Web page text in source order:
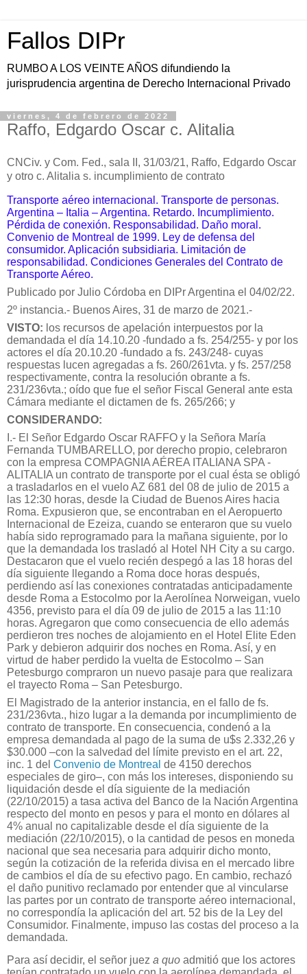
Fallos DIPr
RUMBO A LOS VEINTE AÑOS difundiendo la
jurisprudencia argentina de Derecho Internacional Privado
viernes, 4 de febrero de 2022
Raffo, Edgardo Oscar c. Alitalia
CNCiv. y Com. Fed., sala I I, 31/03/21, Raffo, Edgardo Oscar
y otro c. Alitalia s. incumplimiento de contrato
Transporte aéreo internacional. Transporte de personas.
Argentina – Italia – Argentina. Retardo. Incumplimiento.
Pérdida de conexión. Responsabilidad. Daño moral.
Convenio de Montreal de 1999. Ley de defensa del
consumidor. Aplicación subsidiaria. Limitación de
responsabilidad. Condiciones Generales del Contrato de
Transporte Aéreo.
Publicado por Julio Córdoba en DIPr Argentina el 04/02/22.
2º instancia.- Buenos Aires, 31 de marzo de 2021.-
VISTO: los recursos de apelación interpuestos por la
demandada el día 14.10.20 -fundado a fs. 254/255- y por los
actores el día 20.10.20 -fundado a fs. 243/248- cuyas
respuestas lucen agregadas a fs. 260/261vta. y fs. 257/258
respectivamente, contra la resolución obrante a fs.
231/236vta.; oído que fue el señor Fiscal General ante esta
Cámara mediante el dictamen de fs. 265/266; y
CONSIDERANDO:
I.- El Señor Edgardo Oscar RAFFO y la Señora María
Fernanda TUMBARELLO, por derecho propio, celebraron
con la empresa COMPAGNIA AÉREA ITALIANA SPA -
ALITALIA un contrato de transporte por el cual ésta se obligó
a trasladarlos en el vuelo AZ 681 del 08 de julio de 2015 a
las 12:30 horas, desde la Ciudad de Buenos Aires hacia
Roma. Expusieron que, se encontraban en el Aeropuerto
Internacional de Ezeiza, cuando se enteraron que su vuelo
había sido reprogramado para la mañana siguiente, por lo
que la demandada los trasladó al Hotel NH City a su cargo.
Destacaron que el vuelo recién despegó a las 18 horas del
día siguiente llegando a Roma doce horas después,
perdiendo así las conexiones contratadas anticipadamente
desde Roma a Estocolmo por la Aerolínea Norweigan, vuelo
4356, previsto para el día 09 de julio de 2015 a las 11:10
horas. Agregaron que como consecuencia de ello además
perdieron tres noches de alojamiento en el Hotel Elite Eden
Park y debieron adquirir dos noches en Roma. Así, y en
virtud de haber perdido la vuelta de Estocolmo – San
Petesburgo compraron un nuevo pasaje para que realizara
el trayecto Roma – San Petesburgo.
El Magistrado de la anterior instancia, en el fallo de fs.
231/236vta., hizo lugar a la demanda por incumplimiento de
contrato de transporte. En consecuencia, condenó a la
empresa demandada al pago de la suma de u$s 2.332,26 y
$30.000 –con la salvedad del límite previsto en el art. 22,
inc. 1 del Convenio de Montreal de 4150 derechos
especiales de giro–, con más los intereses, disponiendo su
liquidación desde el día siguiente de la mediación
(22/10/2015) a tasa activa del Banco de la Nación Argentina
respecto del monto en pesos y para el monto en dólares al
4% anual no capitalizable desde el día siguiente de la
mediación (22/10/2015), o la cantidad de pesos en moneda
nacional que sea necesaria para adquirir dicho monto,
según la cotización de la referida divisa en el mercado libre
de cambios el día de su efectivo pago. En cambio, rechazó
el daño punitivo reclamado por entender que al vincularse
las partes por un contrato de transporte aéreo internacional,
no correspondía la aplicación del art. 52 bis de la Ley del
Consumidor. Finalmente, impuso las costas del proceso a la
demandada.
Para así decidir, el señor juez a quo admitió que los actores